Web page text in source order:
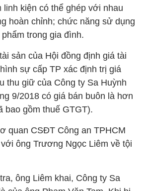
linh kiện có thể ghép với nhau
hoàn chỉnh; chức năng sử dụng
trong gia đình.
sản của Hội đồng định giá tài
sự cấp TP xác định trị giá
thu giữ của Công ty Sa Huỳnh
9/2018 có giá bán buôn là hơn
bao gồm thuế GTGT).
quan CSĐT Công an TPHCM
ông Trương Ngọc Liêm về tội
ông Liêm khai, Công ty Sa